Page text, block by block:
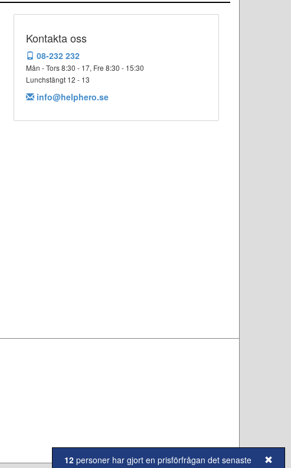
12 personer har gjort en prisförfrågan det senaste
Kontakta oss
08-232 232
Mån - Tors 8:30 - 17, Fre 8:30 - 15:30
Lunchstängt 12 - 13
info@helphero.se